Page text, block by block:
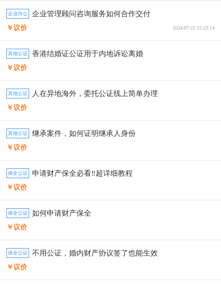
企业办公 企业管理顾问咨询服务如何合作交付
￥议价 2024-07-22 15:23:14
其他公证 香港结婚证公证用于内地诉讼离婚
￥议价
其他公证 人在异地海外，委托公证线上简单办理
￥议价
其他公证 继承案件，如何证明继承人身份
￥议价
保全公证 申请财产保全必看‼️超详细教程
￥议价
保全公证 如何申请财产保全
￥议价
保全公证 不用公证，婚内财产协议签了也能生效
￥议价